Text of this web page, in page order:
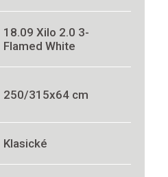
18.09 Xilo 2.0 3-
Flamed White
250/315x64 cm
Klasické